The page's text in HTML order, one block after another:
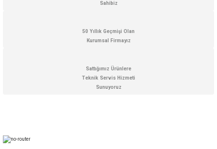
Sahibiz
50 Yıllık Geçmişi Olan
Kurumsal Firmayız
Sattığımız Ürünlere
Teknik Servis Hizmeti
Sunuyoruz